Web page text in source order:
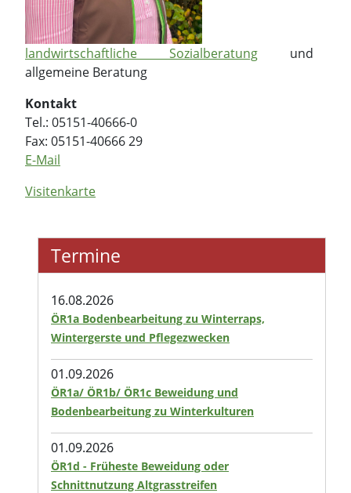
landwirtschaftliche Sozialberatung und
allgemeine Beratung
Kontakt
Tel.: 05151-40666-0
Fax: 05151-40666 29
E-Mail
Visitenkarte
Termine
16.08.2026
ÖR1a Bodenbearbeitung zu Winterraps,
Wintergerste und Pflegezwecken
01.09.2026
ÖR1a/ ÖR1b/ ÖR1c Beweidung und
Bodenbearbeitung zu Winterkulturen
01.09.2026
ÖR1d - Früheste Beweidung oder
Schnittnutzung Altgrasstreifen